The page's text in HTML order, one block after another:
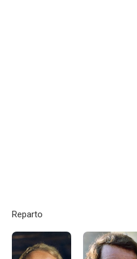
Reparto